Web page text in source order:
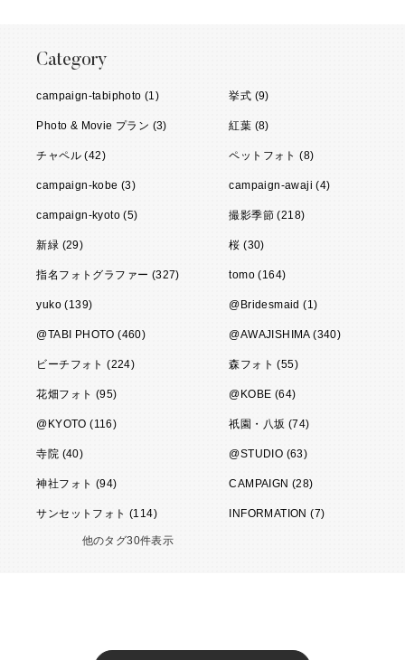
Category
campaign-tabiphoto (1) 挙式 (9)
Photo & Movie プラン (3) 紅葉 (8)
チャペル (42) ペットフォト (8)
campaign-kobe (3) campaign-awaji (4)
campaign-kyoto (5) 撮影季節 (218)
新緑 (29) 桜 (30)
指名フォトグラファー (327) tomo (164)
yuko (139) @Bridesmaid (1)
@TABI PHOTO (460) @AWAJISHIMA (340)
ビーチフォト (224) 森フォト (55)
花畑フォト (95) @KOBE (64)
@KYOTO (116) 祇園・八坂 (74)
寺院 (40) @STUDIO (63)
神社フォト (94) CAMPAIGN (28)
サンセットフォト (114) INFORMATION (7)
他のタグ30件表示